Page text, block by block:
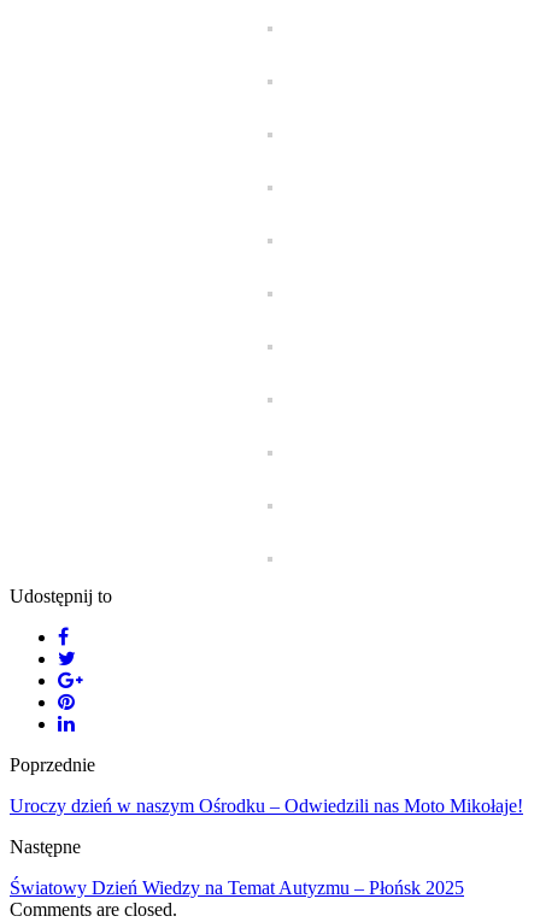
Udostępnij to
Poprzednie
Uroczy dzień w naszym Ośrodku – Odwiedzili nas Moto Mikołaje!
Następne
Światowy Dzień Wiedzy na Temat Autyzmu – Płońsk 2025
Comments are closed.